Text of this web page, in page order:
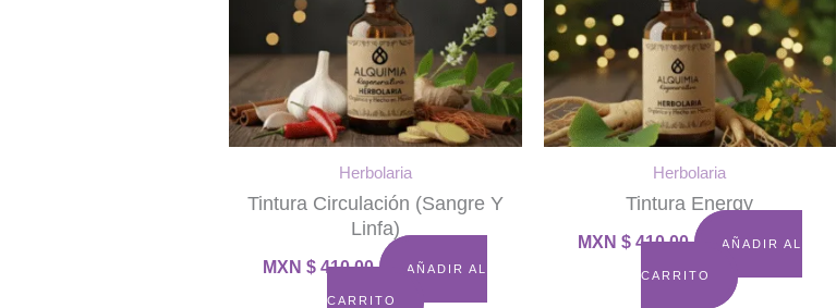
Herbolaria
Tintura Circulación (sangre Y
Linfa)
MXN $ 410.00 AÑADIR AL
CARRITO
Herbolaria
Tintura Energy
MXN $410.00 AÑADIR AL
CARRITO